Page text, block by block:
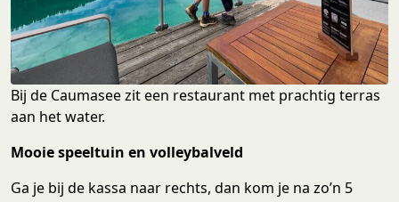
Bij de Caumasee zit een restaurant met prachtig terras
aan het water.
Mooie speeltuin en volleybalveld
Ga je bij de kassa naar rechts, dan kom je na zo’n 5